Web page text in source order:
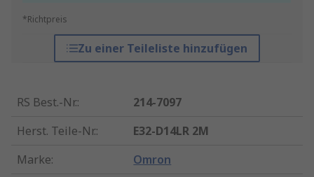
*Richtpreis
Zu einer Teileliste hinzufügen
RS Best.-Nr.:
214-7097
Herst. Teile-Nr.:
E32-D14LR 2M
Marke: Omron